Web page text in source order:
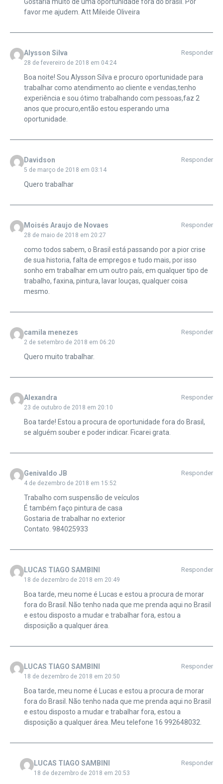
Gostaria muito de uma oportunidade fora do brasil. Por
favor me ajudem. Att Mileide Oliveira
Alysson Silva
28 de fevereiro de 2018 em 04:24
Responder
Boa noite! Sou Alysson Silva e procuro oportunidade para
trabalhar como atendimento ao cliente e vendas,tenho
experiência e sou ótimo trabalhando com pessoas,faz 2
anos que procuro,então estou esperando uma
oportunidade.
Davidson
5 de março de 2018 em 03:14
Responder
Quero trabalhar
Moisés Araujo de Novaes
28 de maio de 2018 em 20:27
Responder
como todos sabem, o Brasil está passando por a pior crise
de sua historia, falta de empregos e tudo mais, por isso
sonho em trabalhar em um outro país, em qualquer tipo de
trabalho, faxina, pintura, lavar louças, qualquer coisa
mesmo.
camila menezes
2 de setembro de 2018 em 06:20
Responder
Quero muito trabalhar.
Alexandra
23 de outubro de 2018 em 20:10
Responder
Boa tarde! Estou a procura de oportunidade fora do Brasil,
se alguém souber e poder indicar. Ficarei grata.
Genivaldo JB
4 de dezembro de 2018 em 15:52
Responder
Trabalho com suspensão de veículos
É também faço pintura de casa
Gostaria de trabalhar no exterior
Contato. 984025933
LUCAS TIAGO SAMBINI
18 de dezembro de 2018 em 20:49
Responder
Boa tarde, meu nome é Lucas e estou a procura de morar
fora do Brasil. Não tenho nada que me prenda aqui no Brasil
e estou disposto a mudar e trabalhar fora, estou a
disposição a qualquer área.
LUCAS TIAGO SAMBINI
18 de dezembro de 2018 em 20:50
Responder
Boa tarde, meu nome é Lucas e estou a procura de morar
fora do Brasil. Não tenho nada que me prenda aqui no Brasil
e estou disposto a mudar e trabalhar fora, estou a
disposição a qualquer área. Meu telefone 16 992648032.
LUCAS TIAGO SAMBINI
18 de dezembro de 2018 em 20:53
Responder